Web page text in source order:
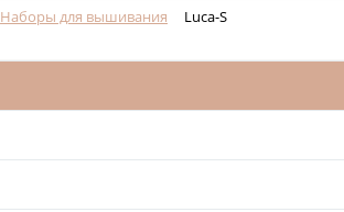
Наборы для вышивания Luca-S